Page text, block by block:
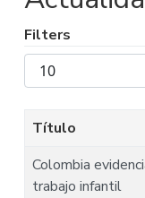
Filters
Mostrar
#
Título
Colombia
trabajo infantil